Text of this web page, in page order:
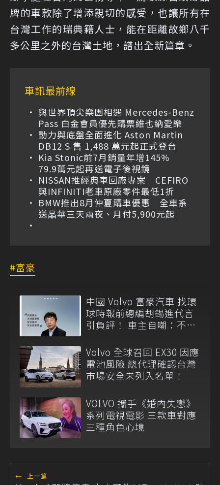
牌的車款除了增添親切的感受，也讓所有在
台灣工作的瑞典籍人士，能在距離故鄉八千
多公里之外的台灣土地，譜出全新篇章。
車訊最前線
與世界頂尖樂團相遇 Mercedes-Benz
Pass 白金會員優先購票維也納愛樂
動力與底盤全面進化 Aston Martin
DB12 S 售 1,488 萬元起正式登台
Kia Stonic前7月銷量年增145%
79.9萬元起再送電子後視鏡
NISSAN推經典車回廠專案 CEFIRO
與INFINITI老車原廠零件最低1折
BMW推出8月仲夏購車優惠 全車系
送晶華三天兩夜、月付5,900元起
富豪
中國 Volvo 富豪汽車 找環
球時報前總編胡錫進代言
引負評！ 車主自嘲：不想
Volvo 全球召回 EX30 因應
電池風險 總代理確認台灣
市場安全未列入名單！
VOLVO 攜手《婚內失戀》
系列電視電影 三款車對應
三種角色心境
← 上一篇